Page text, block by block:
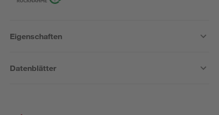
Eigenschaften
Datenblätter